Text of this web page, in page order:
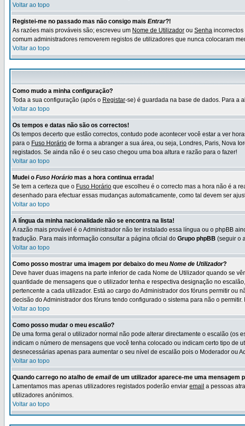
Voltar ao topo
Registei-me no passado mas não consigo mais Entrar?!
As razóes mais prováveis são; escreveu um Nome de Utilizador ou Senha
comum administradores removerem registos de utilizadores que nunca colocaram
Voltar ao topo
Como mudo a minha configuração?
Toda a sua configuração (após o Registar-se) é guardada na base de dados. Para a
Voltar ao topo
Os tempos e datas não são os correctos!
Os tempos decerto que estão correctos, contudo pode acontecer você estar a ver
para o Fuso Horário de forma a abranger a sua área, ou seja, Londres, Paris, Nova
registados. Se ainda não é o seu caso chegou uma boa altura e razão para o fazer!
Voltar ao topo
Mudei o Fuso Horário mas a hora continua errada!
Se tem a certeza que o Fuso Horário que escolheu é o correcto mas a hora não é a
desenhado para efectuar essas mudanças automaticamente, como tal devem ser
Voltar ao topo
A língua da minha nacionalidade não se encontra na lista!
A razão mais provável é o Administrador não ter instalado essa língua ou o phpBB
tradução. Para mais informação consultar a página oficial do Grupo phpBB (seguir o
Voltar ao topo
Como posso mostrar uma imagem por debaixo do meu Nome de Utilizador?
Deve haver duas imagens na parte inferior de cada Nome de Utilizador quando se
quantidade de mensagens que o utilizador tenha e respectiva designação no
pertencente a cada utilizador. Está ao cargo do Administrador dos fóruns permitir ou
decisão do Administrador dos fóruns tendo configurado o sistema para não o
Voltar ao topo
Como posso mudar o meu escalão?
De uma forma geral o utilizador normal não pode alterar directamente o escalão (os
indicam o número de mensagens que você tenha colocado ou indicam certo tipo de
desnecessárias apenas para aumentar o seu nível de escalão pois o Moderador ou
Voltar ao topo
Quando carrego no atalho de emailde um utilizador aparece-me uma mensagem
Lamentamos mas apenas utilizadores registados poderão enviar email a pessoas
utilizadores anónimos.
Voltar ao topo